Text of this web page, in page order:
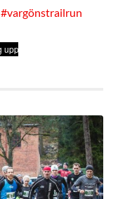
#vargönstrailrun